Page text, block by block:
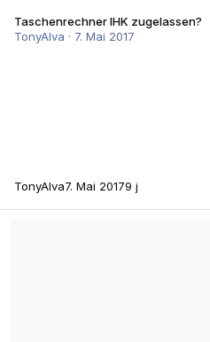
Taschenrechner IHK zugelassen?
TonyAlva · 7. Mai 2017
TonyAlva7. Mai 20179 j